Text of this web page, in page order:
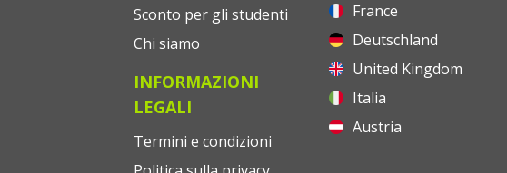
Sconto per gli studenti
Chi siamo
INFORMAZIONI
LEGALI
Termini e condizioni
France
Deutschland
United Kingdom
Italia
Austria